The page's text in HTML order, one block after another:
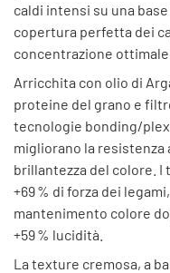
caldi intensi su una
copertura perfetta dei
concentrazione ottimale
Arricchita con olio di
proteine del grano e
tecnologie bonding/
migliorano la resistenza
brillantezza del colore I
+69 % di forza dei
mantenimento colore
+59 % lucidità
La texture cremosa, a